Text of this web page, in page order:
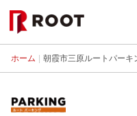
ホーム 朝霞市三原ルートパーキ